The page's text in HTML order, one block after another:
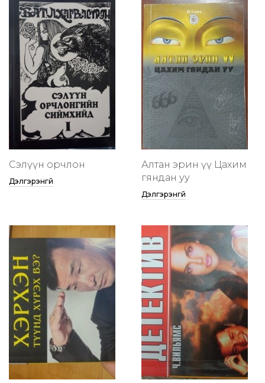
Сэлүүн орчлон
Дэлгэрэнгүй
Алтан эрин үү Цахим
гяндан уу
Дэлгэрэнгүй